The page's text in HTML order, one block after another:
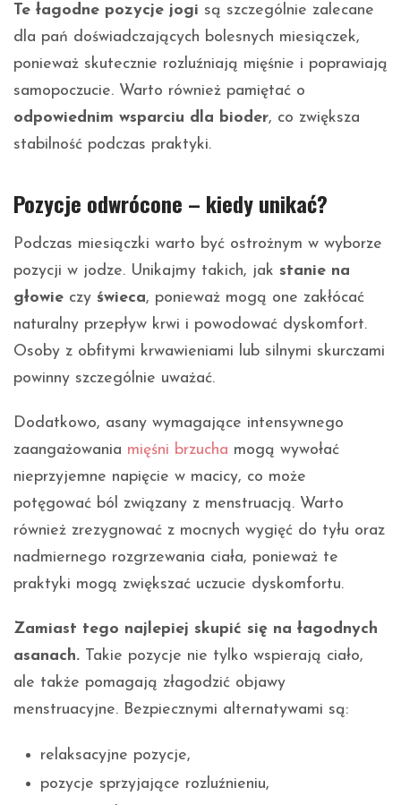
Te łagodne pozycje jogi są szczególnie zalecane
dla pań doświadczających bolesnych miesiączek,
ponieważ skutecznie rozluźniają mięśnie i poprawiają
samopoczucie. Warto również pamiętać o
odpowiednim wsparciu dla bioder, co zwiększa
stabilność podczas praktyki.
Pozycje odwrócone – kiedy unikać?
Podczas miesiączki warto być ostrożnym w wyborze
pozycji w jodze. Unikajmy takich, jak stanie na
głowie czy świeca, ponieważ mogą one zakłócać
naturalny przepływ krwi i powodować dyskomfort.
Osoby z obfitymi krwawieniami lub silnymi skurczami
powinny szczególnie uważać.
Dodatkowo, asany wymagające intensywnego
zaangażowania mięśni brzucha mogą wywołać
nieprzyjemne napięcie w macicy, co może
potęgować ból związany z menstruacją. Warto
również zrezygnować z mocnych wygięć do tyłu oraz
nadmiernego rozgrzewania ciała, ponieważ te
praktyki mogą zwiększać uczucie dyskomfortu.
Zamiast tego najlepiej skupić się na łagodnych
asanach. Takie pozycje nie tylko wspierają ciało,
ale także pomagają złagodzić objawy
menstruacyjne. Bezpiecznymi alternatywami są:
relaksacyjne pozycje,
pozycje sprzyjające rozluźnieniu,